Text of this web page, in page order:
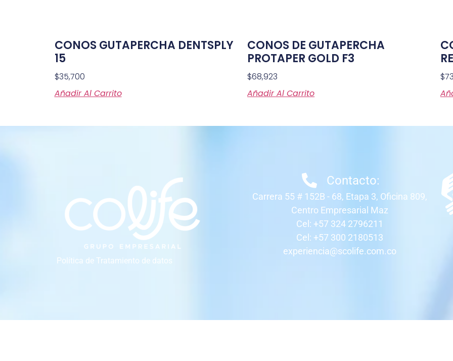
CONOS GUTAPERCHA DENTSPLY
15
$35,700
Añadir Al Carrito
CONOS DE GUTAPERCHA
PROTAPER GOLD F3
$68,923
Añadir Al Carrito
$
Política de Tratamiento de datos
Contacto:
Carrera 55 # 152B - 68, Etapa 3, Oficina 809,
Centro Empresarial Maz
Cel: +57 324 2796211
Cel: +57 300 2180513
experiencia@scolife.com.co